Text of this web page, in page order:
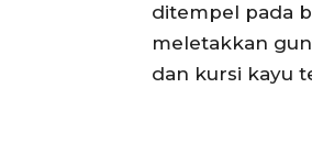
ditempel pada
meletakkan
dan kursi kayu